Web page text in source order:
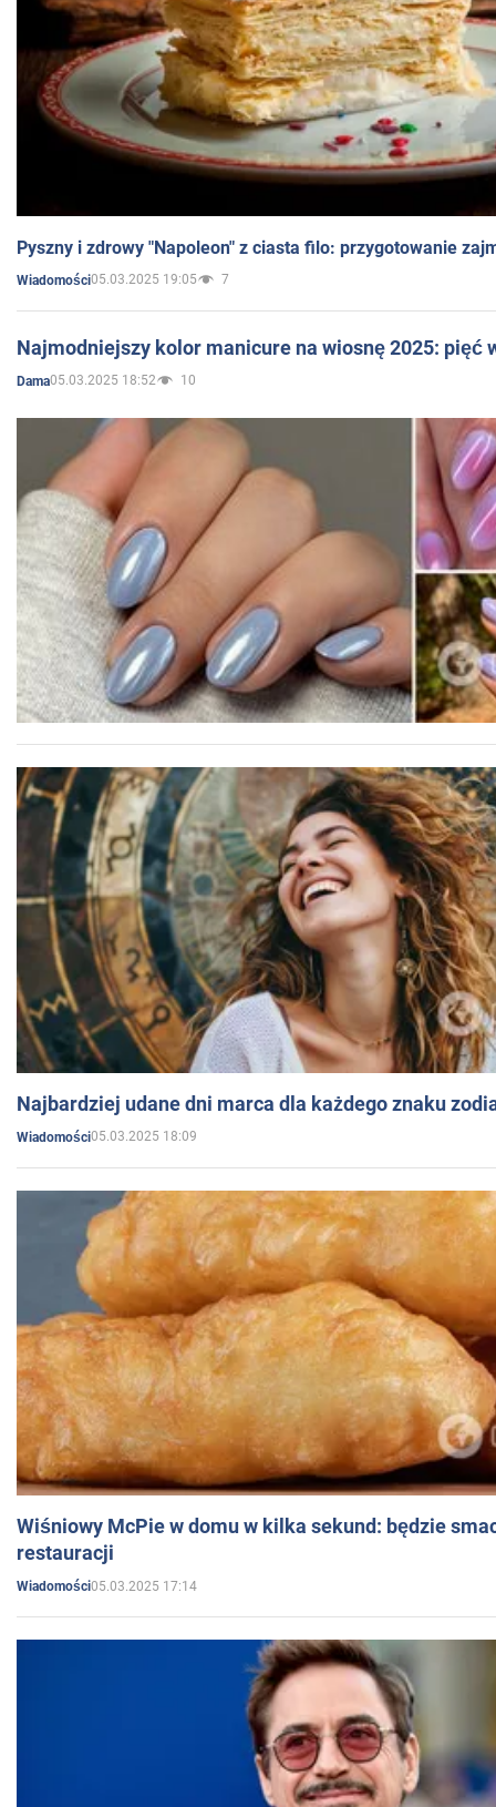
Pyszny i zdrowy "Napoleon" z ciasta filo: przygotowanie
Wiadomości05.03.2025 19:05 7
Najmodniejszy kolor manicure na wiosnę 2025: pięć
Dama05.03.2025 18:52 10
Najbardziej udane dni marca dla każdego znaku
Wiadomości05.03.2025 18:09
Wiśniowy McPie w domu w kilka sekund: będzie
restauracji
Wiadomości05.03.2025 17:14